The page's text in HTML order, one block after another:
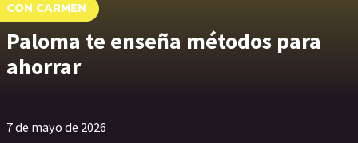
CON CARMEN
Paloma te enseña métodos para
ahorrar
7 de mayo de 2026